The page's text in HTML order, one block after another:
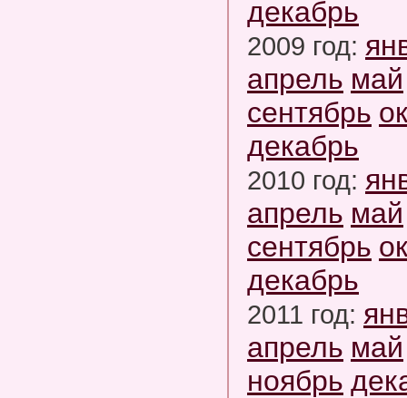
декабрь
2009 год:
апрель май
сентябрь
декабрь
2010 год:
апрель май
сентябрь
декабрь
2011 год:
апрель май
ноябрь